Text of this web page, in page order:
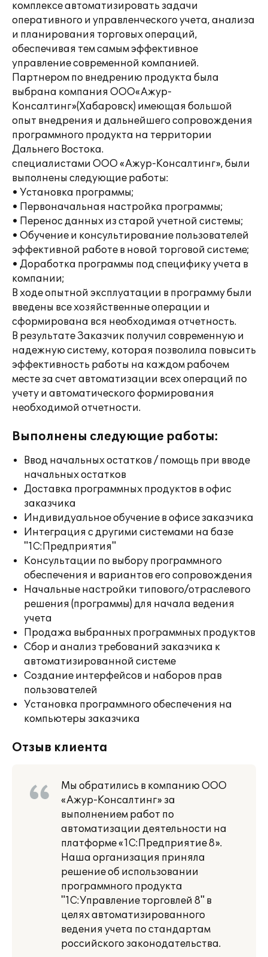
комплексе автоматизировать задачи
оперативного и управленческого учета, анализа
и планирования торговых операций,
обеспечивая тем самым эффективное
управление современной компанией.
Партнером по внедрению продукта была
выбрана компания ООО«Ажур-
Консалтинг»(Хабаровск) имеющая большой
опыт внедрения и дальнейшего сопровождения
программного продукта на территории
Дальнего Востока.
специалистами ООО «Ажур-Консалтинг», были
выполнены следующие работы:
• Установка программы;
• Первоначальная настройка программы;
• Перенос данных из старой учетной системы;
• Обучение и консультирование пользователей
эффективной работе в новой торговой системе;
• Доработка программы под специфику учета в
компании;
В ходе опытной эксплуатации в программу были
введены все хозяйственные операции и
сформирована вся необходимая отчетность.
В результате Заказчик получил современную и
надежную систему, которая позволила повысить
эффективность работы на каждом рабочем
месте за счет автоматизации всех операций по
учету и автоматического формирования
необходимой отчетности.
Выполнены следующие работы:
Ввод начальных остатков / помощь при вводе
начальных остатков
Доставка программных продуктов в офис
заказчика
Индивидуальное обучение в офисе заказчика
Интеграция с другими системами на базе
"1С:Предприятия"
Консультации по выбору программного
обеспечения и вариантов его сопровождения
Начальные настройки типового/отраслевого
решения (программы) для начала ведения
учета
Продажа выбранных программных продуктов
Сбор и анализ требований заказчика к
автоматизированной системе
Создание интерфейсов и наборов прав
пользователей
Установка программного обеспечения на
компьютеры заказчика
Отзыв клиента
Мы обратились в компанию ООО
«Ажур-Консалтинг» за
выполнением работ по
автоматизации деятельности на
платформе «1С:Предприятие 8».
Наша организация приняла
решение об использовании
программного продукта
"1С:Управление торговлей 8" в
целях автоматизированного
ведения учета по стандартам
российского законодательства.